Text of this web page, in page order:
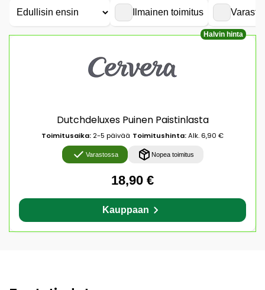
Ilmainen toimitus
Halvin hinta
Dutchdeluxes Puinen Paistinlasta
Toimitusaika: 2-5 päivää Toimitushinta:Alk. 6,90 €
Varastossa Nopea toimitus
18,90 €
Kauppaan